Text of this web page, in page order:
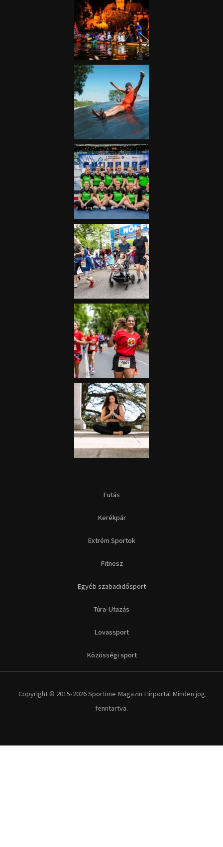
Futás
Kerékpár
Extrém Sportok
Fitnesz
Egyéb szabadidősport
Túra-Utazás
Lovassport
Közösségi sport
Copyright © 2015-2026 Sportime Magazin Hírportál Minden jog
fenntartva.